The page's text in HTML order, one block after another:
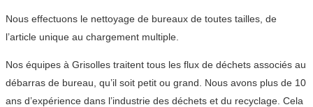
Nous effectuons le nettoyage de bureaux de toutes tailles, de
l’article unique au chargement multiple.
Nos équipes à Grisolles traitent tous les flux de déchets associés au
débarras de bureau, qu’il soit petit ou grand. Nous avons plus de 10
ans d’expérience dans l’industrie des déchets et du recyclage. Cela